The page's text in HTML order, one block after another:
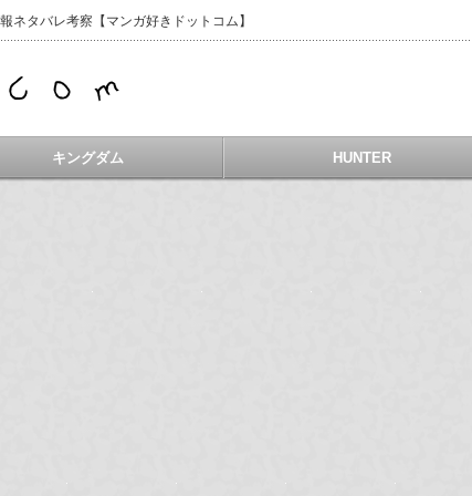
ネタバレ考察【マンガ好きドットコム】
キングダム HUNTER